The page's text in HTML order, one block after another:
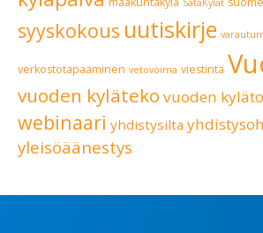
SataKylät
syyskokous uutiskirje
verkostotapaaminen vetovoima viestintä
vuoden kyläteko vuoden
webinaari yhdistysilta
yleisöäänestys